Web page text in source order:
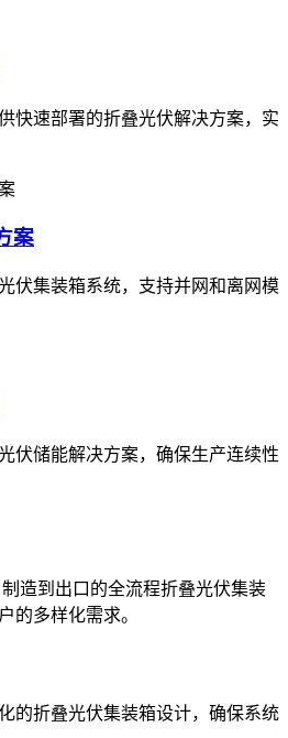
快速部署的折叠光伏解决方案，实
案
伏集装箱系统，支持并网和离网模
伏储能解决方案，确保生产连续性
造到出口的全流程折叠光伏集装
的多样化需求。
的折叠光伏集装箱设计，确保系统